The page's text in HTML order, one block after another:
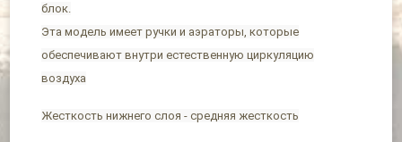
блок.
Эта модель имеет ручки и аэраторы, которые
обеспечивают внутри естественную циркуляцию
воздуха
Жесткость нижнего слоя - средняя жесткость